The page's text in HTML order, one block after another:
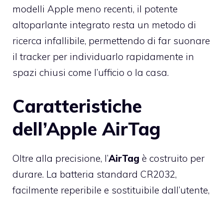
modelli Apple meno recenti, il potente
altoparlante integrato resta un metodo di
ricerca infallibile, permettendo di far suonare
il tracker per individuarlo rapidamente in
spazi chiusi come l’ufficio o la casa.
Caratteristiche
dell’Apple AirTag
Oltre alla precisione, l’AirTag è costruito per
durare. La batteria standard CR2032,
facilmente reperibile e sostituibile dall’utente,